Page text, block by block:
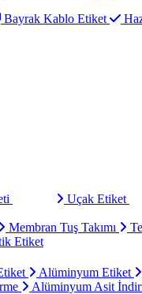
Bayrak Kablo Etiket
Uçak Etiket
Membran Tuş Takımı
Etiket
Alüminyum Etiket
Alüminyum Asit